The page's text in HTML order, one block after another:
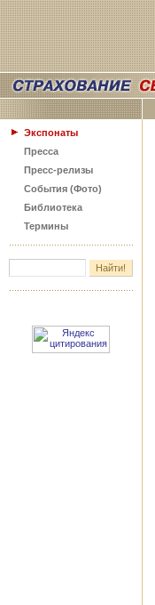
Экспонаты
Пресса
Пресс-релизы
События (Фото)
Библиотека
Термины